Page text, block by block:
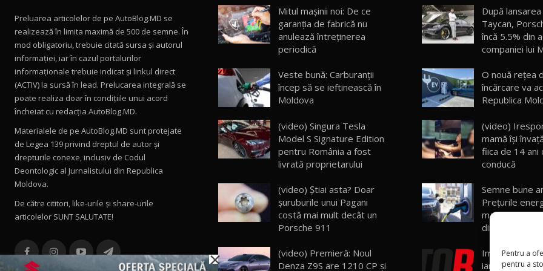
Pentru a
pentru a
Preluarea articolelor de pe AutoBlog.MD se
realizează în limita maximă de 500 de semne. În
mod obligatoriu, trebuie citată sursa și autorul
informației, iar în cazul portalurilor
informaționale trebuie indicat și linkul direct
(ACTIV) la sursă în lead. Prelucarea integrală se
poate realiza doar în condițiile unui acord
încheiat cu redacţia AutoBlog.MD.
Materialele de pe AutoBlog.MD sunt protejate
de Legea 139 privind dreptul de autor și
drepturile conexe, inclusiv de Codul
Deontologic al Jurnalistului din Republica
Moldova.
De către cititori, like-urile şi share-urile
articolelor SUNT SALUTATE!
Mitul mașinii noi: De ce
garanția de fabrică nu
anulează întreținerea
periodică
Veste bună: Carburanții
încep să se ieftinească în
Moldova
(video) Singura Tesla
Model S Signature Edition
pentru România a fost
livrată proprietarului
(video) Știai asta? Doar
șuruburile unui Pagani
costă mai mult decât un
Porsche 911
(video) Premieră: Noul
Denza Z9S are 1210 CP și
După lansarea
Taycan,
încă 5.5% din
companiei lui
O nouă rețea
încărcare va
Republica
(video)
mamă îşi
fiica de 14 ani
conducă
Semne bune
Preţurile
maşini
din 1 ianuarie
Importăm
ianuarie au
×